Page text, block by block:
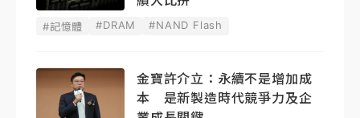
#記憶體 #DRAM #NAND Flash
金寶許介立：永續不是增加成
本 是新製造時代競爭力及企